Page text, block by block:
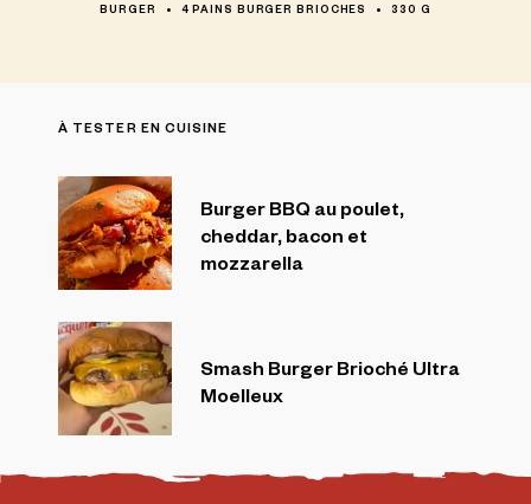
BURGER 4 PAINS BURGER BRIOCHES 330 G
À TESTER EN CUISINE
Burger BBQ au poulet,
cheddar, bacon et
mozzarella
Smash Burger Brioché Ultra
Moelleux